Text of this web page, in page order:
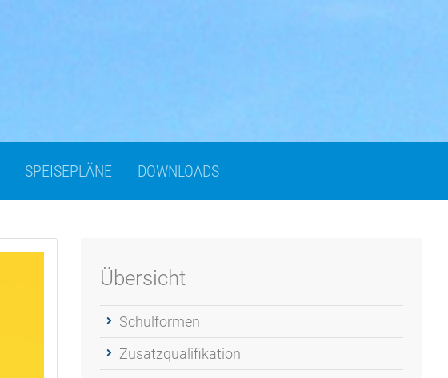
SPEISEPLÄNE DOWNLOADS
Übersicht
Schulformen
Zusatzqualifikation